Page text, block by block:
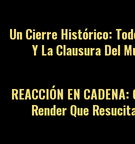
Un Cierre Histórico:
Y La Clausura Del
REACCIÓN EN
Render Que